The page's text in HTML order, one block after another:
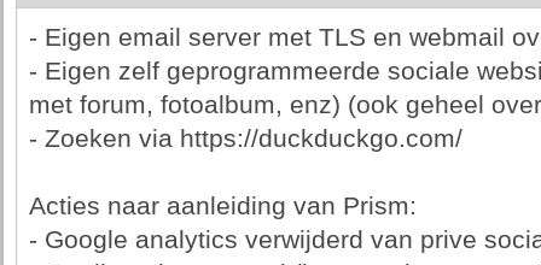
- Eigen email server met TLS en webmail
- Eigen zelf geprogrammeerde sociale
met forum, fotoalbum, enz) (ook geheel
- Zoeken via https://duckduckgo.com/
Acties naar aanleiding van Prism:
- Google analytics verwijderd van prive